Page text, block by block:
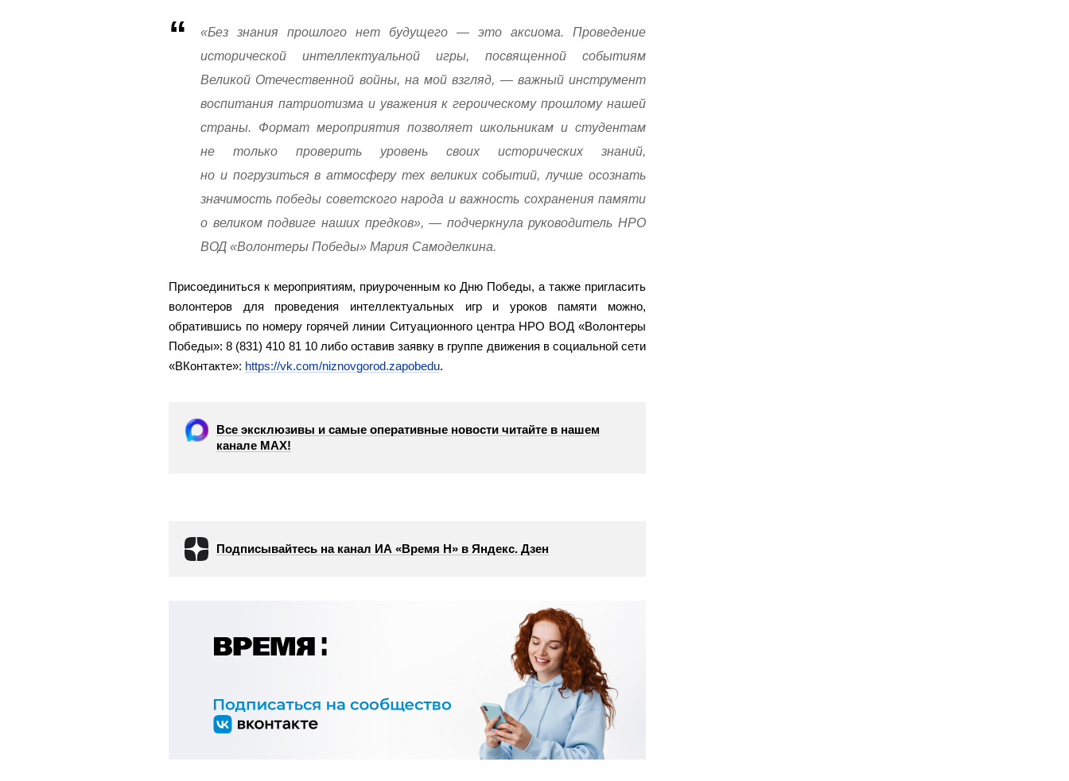
«Без знания прошлого нет будущего — это аксиома. Проведение
исторической интеллектуальной игры, посвященной событиям
Великой Отечественной войны, на мой взгляд, — важный инструмент
воспитания патриотизма и уважения к героическому прошлому нашей
страны. Формат мероприятия позволяет школьникам и студентам
не только проверить уровень своих исторических знаний,
но и погрузиться в атмосферу тех великих событий, лучше осознать
значимость победы советского народа и важность сохранения памяти
о великом подвиге наших предков», — подчеркнула руководитель НРО
ВОД «Волонтеры Победы» Мария Самоделкина.
Присоединиться к мероприятиям, приуроченным ко Дню Победы, а также пригласить
волонтеров для проведения интеллектуальных игр и уроков памяти можно,
обратившись по номеру горячей линии Ситуационного центра НРО ВОД «Волонтеры
Победы»: 8 (831) 410 81 10 либо оставив заявку в группе движения в социальной сети
«ВКонтакте»: https://vk.com/niznovgorod.zapobedu.
Все эксклюзивы и самые оперативные новости читайте в нашем
канале МАХ!
Подписывайтесь на канал ИА «Время Н» в Яндекс. Дзен